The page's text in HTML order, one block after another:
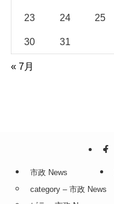
23 24 25
30 31
« 7月
市政 News
category – 市政 News